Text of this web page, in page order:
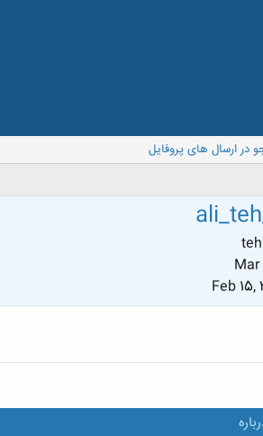
در ارسال های پروفایل
Mar
Feb 15,